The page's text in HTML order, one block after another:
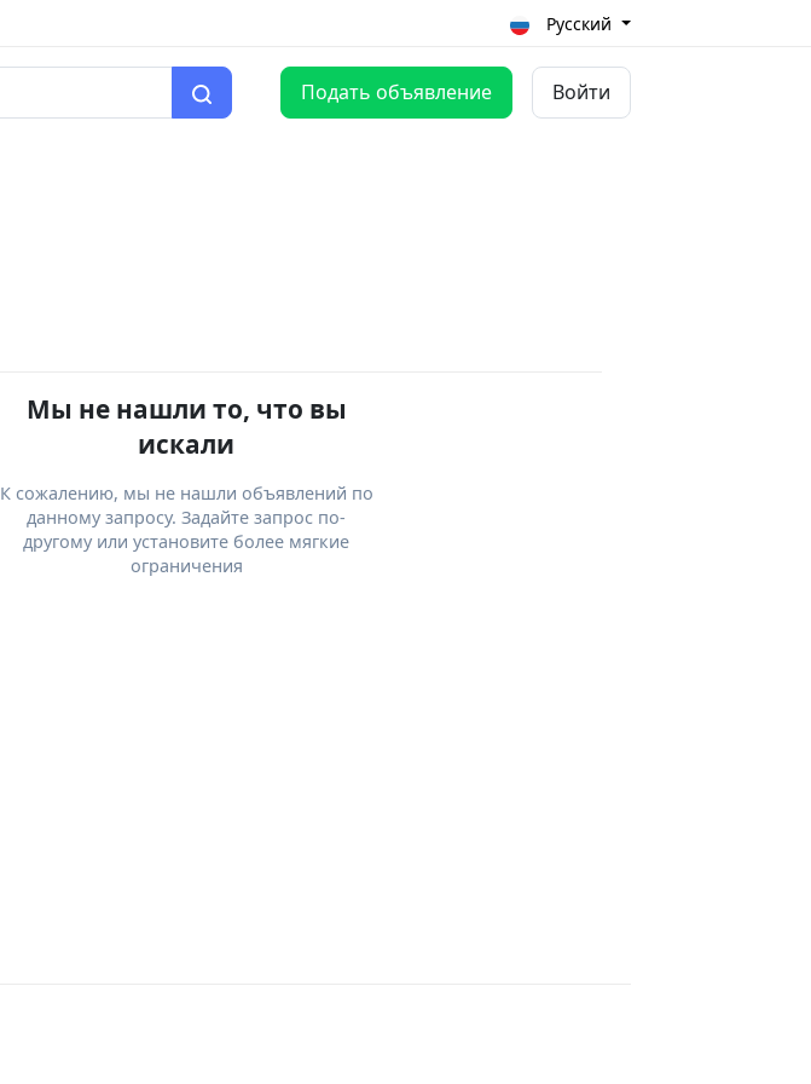
Русский
Подать объявление Войти
Мы не нашли то, что вы
искали
К сожалению, мы не нашли объявлений по
данному запросу. Задайте запрос по-
другому или установите более мягкие
ограничения